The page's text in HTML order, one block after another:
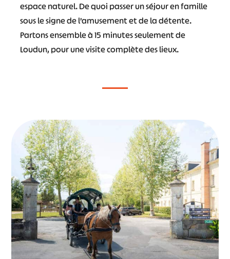
espace naturel. De quoi passer un séjour en famille
sous le signe de l’amusement et de la détente.
Partons ensemble à 15 minutes seulement de
Loudun, pour une visite complète des lieux.